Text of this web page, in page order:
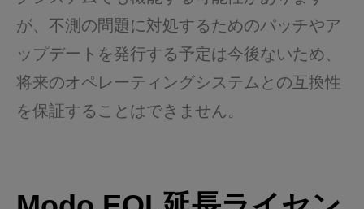
が、不測の問題に対処するためのパッチやア
ップデートを発行する予定は今後ないため、
将来のオペレーティングシステムとの互換性
を保証することはできません。